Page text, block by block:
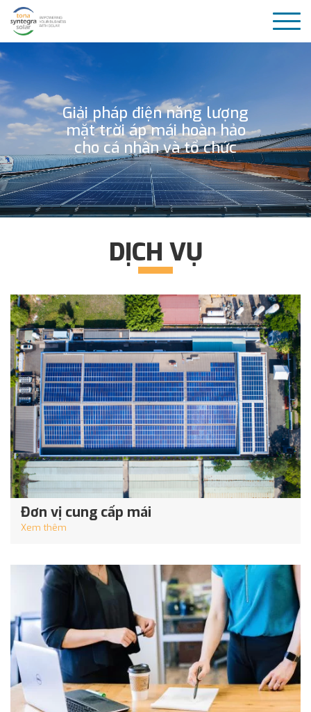
Giải pháp điện năng lượng
mặt trời áp mái hoàn hảo
cho cá nhân và tổ chức
DỊCH VỤ
Đơn vị cung cấp mái
Xem thêm